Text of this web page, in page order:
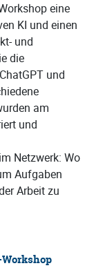
eine
KI und einen
und
die
und
am
und
Netzwerk: Wo
Aufgaben
Arbeit zu